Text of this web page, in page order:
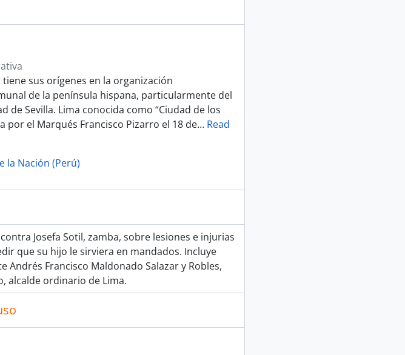
CAJA 199
CAJA 200
CAJA 201
CAJA 202
CAJA 203
CAJA 204
CAJA 205
CAJA 206
CAJA 207
CAJA 208
CAJA 209
CAJA 210
DE AGUAS
Y POLICÍA
Y COMERCIO
SESQUICENTENARIO DE LA INDEPENDENCIA DEL PERÚ
tiene sus orígenes en la organización
de la península hispana, particularmente del
de Sevilla. Lima conocida como “Ciudad de los
por el Marqués Francisco Pizarro el 18 de… Read
la Nación (Perú)
Josefa Sotil, zamba, sobre lesiones e injurias
que su hijo le sirviera en mandados. Incluye
Andrés Francisco Maldonado Salazar y Robles,
alcalde ordinario de Lima.